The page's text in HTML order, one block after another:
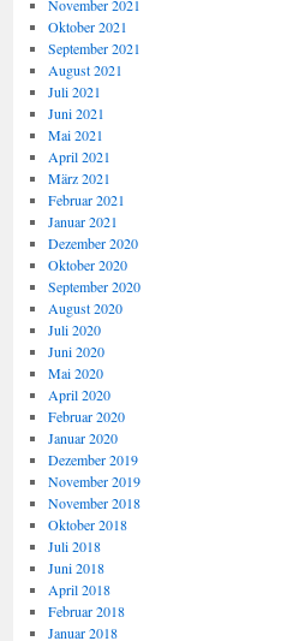
November 2021
Oktober 2021
September 2021
August 2021
Juli 2021
Juni 2021
Mai 2021
April 2021
März 2021
Februar 2021
Januar 2021
Dezember 2020
Oktober 2020
September 2020
August 2020
Juli 2020
Juni 2020
Mai 2020
April 2020
Februar 2020
Januar 2020
Dezember 2019
November 2019
November 2018
Oktober 2018
Juli 2018
Juni 2018
April 2018
Februar 2018
Januar 2018